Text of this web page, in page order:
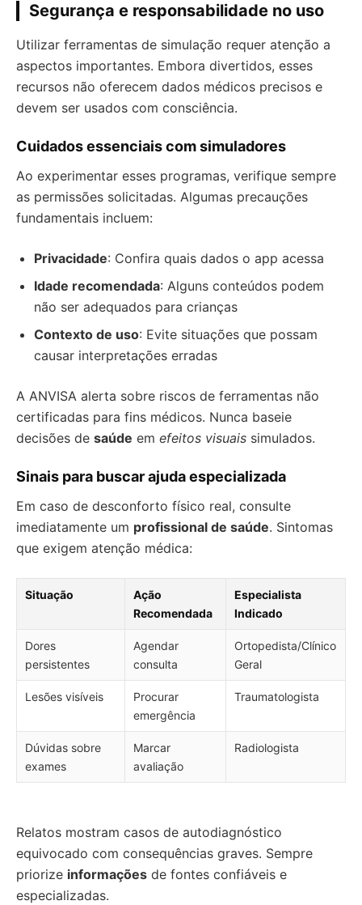
Segurança e responsabilidade no uso
Utilizar ferramentas de simulação requer atenção a
aspectos importantes. Embora divertidos, esses
recursos não oferecem dados médicos precisos e
devem ser usados com consciência.
Cuidados essenciais com simuladores
Ao experimentar esses programas, verifique sempre
as permissões solicitadas. Algumas precauções
fundamentais incluem:
Privacidade: Confira quais dados o app acessa
Idade recomendada: Alguns conteúdos podem
não ser adequados para crianças
Contexto de uso: Evite situações que possam
causar interpretações erradas
A ANVISA alerta sobre riscos de ferramentas não
certificadas para fins médicos. Nunca baseie
decisões de saúde em efeitos visuais simulados.
Sinais para buscar ajuda especializada
Em caso de desconforto físico real, consulte
imediatamente um profissional de saúde. Sintomas
que exigem atenção médica:
Situação
Ação
Recomendada
Especialista
Indicado
Dores
persistentes
Agendar
consulta
Ortopedista/Clínico
Geral
Lesões visíveis
Procurar
emergência
Traumatologista
Dúvidas sobre
exames
Marcar
avaliação
Radiologista
Relatos mostram casos de autodiagnóstico
equivocado com consequências graves. Sempre
priorize informações de fontes confiáveis e
especializadas.